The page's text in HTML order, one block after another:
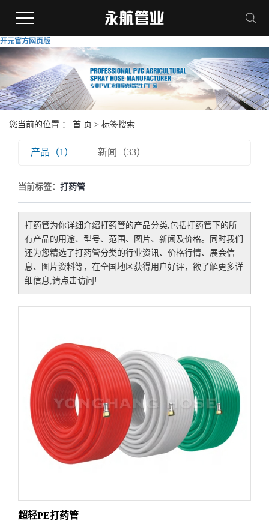
开元官方网页版
您当前的位置 ： 首 页 > 标签搜索
产品（1） 新闻（33）
当前标签： 打药管
打药管为你详细介绍打药管的产品分类,包括打药管 下的所
有产品的用途、型号、范围、图片、新闻及价格。同时我们
还为您精选了打药管分类的行业资讯、价格行情、展会信
息、图片资料等，在全国地区获得用户好评，欲了解更多详
细信息,请点击访问!
超轻PE打药管